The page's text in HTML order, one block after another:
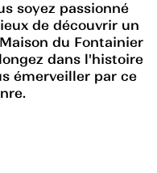
soyez passionné
de découvrir un
du Fontainier
dans l'histoire
émerveiller par ce